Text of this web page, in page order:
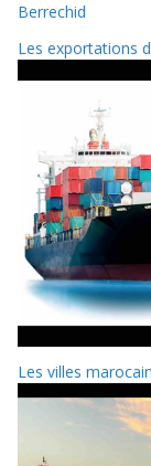
Berrechid
Les exportations
Les villes